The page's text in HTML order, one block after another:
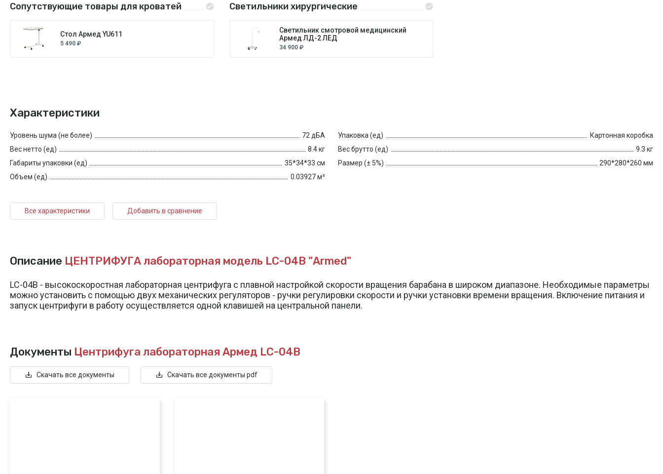
Сопутствующие товары для кроватей
Стол Армед YU611
5 490 ₽
Светильники хирургические
Светильник смотровой медицинский
Армед ЛД-2 ЛЕД
34 900 ₽
Характеристики
Уровень шума (не более)
72 дБА
Вес нетто (ед)
8.4 кг
Габариты упаковки (ед)
35*34*33 см
Объем (ед)
0.03927 м³
Упаковка (ед)
Картонная коробка
Вес брутто (ед)
9.3 кг
Размер (± 5%)
290*280*260 мм
Все характеристики Добавить в сравнение
Описание ЦЕНТРИФУГА лабораторная модель LC-04В "Armed"
LC-04B - высокоскоростная лабораторная центрифуга с плавной настройкой скорости вращения барабана в широком диапазоне. Необходимые параметры
можно установить с помощью двух механических регуляторов - ручки регулировки скорости и ручки установки времени вращения. Включение питания и
запуск центрифуги в работу осуществляется одной клавишей на центральной панели.
Документы Центрифуга лабораторная Армед LC-04B
Скачать все документы Скачать все документы pdf